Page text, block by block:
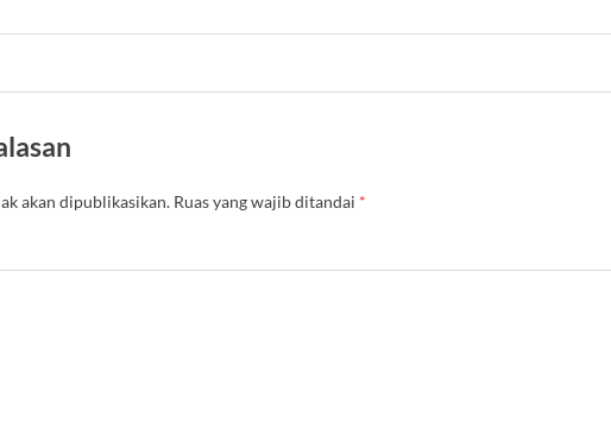
akan dipublikasikan. Ruas yang wajib ditandai *